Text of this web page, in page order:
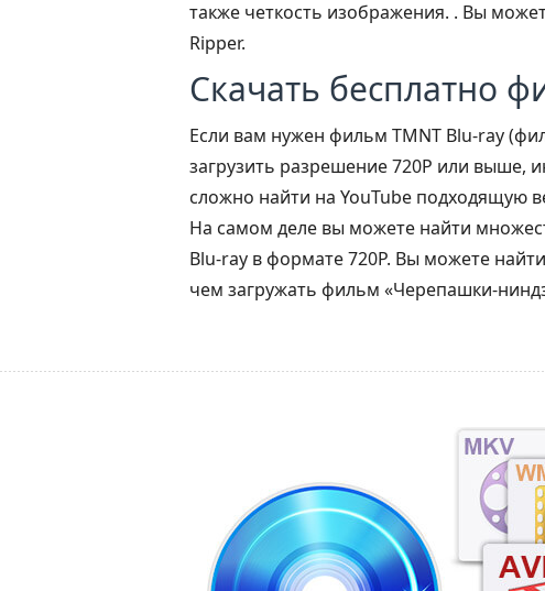
также четкость изображения. . Вы
Ripper.
Скачать бесплатно
Если вам нужен фильм TMNT Blu-ray
загрузить разрешение 720P или выше,
сложно найти на YouTube подходящую
На самом деле вы можете найти
Blu-ray в формате 720P. Вы можете
чем загружать фильм «Черепашки-